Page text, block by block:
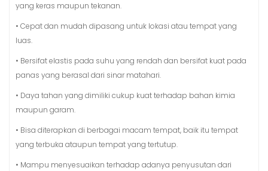
yang keras maupun tekanan.
• Cepat dan mudah dipasang untuk lokasi atau tempat yang
luas.
• Bersifat elastis pada suhu yang rendah dan bersifat kuat pada
panas yang berasal dari sinar matahari.
• Daya tahan yang dimiliki cukup kuat terhadap bahan kimia
maupun garam.
• Bisa diterapkan di berbagai macam tempat, baik itu tempat
yang terbuka ataupun tempat yang tertutup.
• Mampu menyesuaikan terhadap adanya penyusutan dari